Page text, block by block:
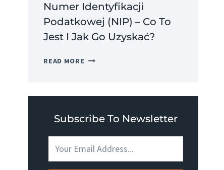
Numer Identyfikacji
Podatkowej (NIP) – Co To
Jest I Jak Go Uzyskać?
READ MORE NUMER
CO
JEST
I
JAK
Subscribe To Newsletter